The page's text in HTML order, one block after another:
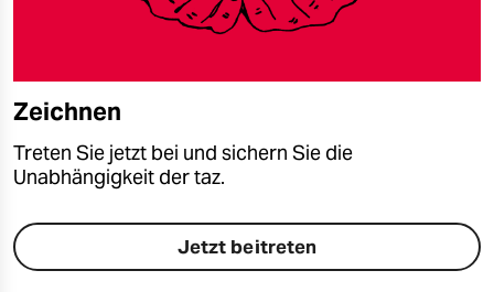
Zeichnen
Treten Sie jetzt bei und sichern Sie die
Unabhängigkeit der taz.
Jetzt beitreten